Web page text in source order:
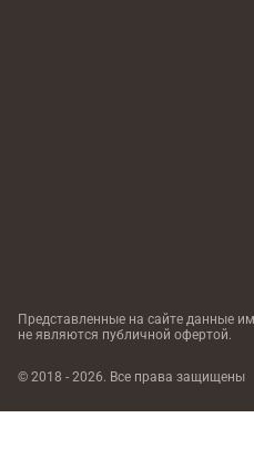
Представленные на сайте данные
не являются публичной офертой.
© 2018 - 2026. Все права защищены